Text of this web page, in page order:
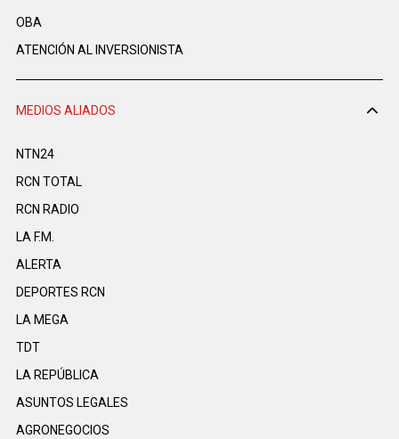
OBA
ATENCIÓN AL INVERSIONISTA
MEDIOS ALIADOS
NTN24
RCN TOTAL
RCN RADIO
LA F.M.
ALERTA
DEPORTES RCN
LA MEGA
TDT
LA REPÚBLICA
ASUNTOS LEGALES
AGRONEGOCIOS